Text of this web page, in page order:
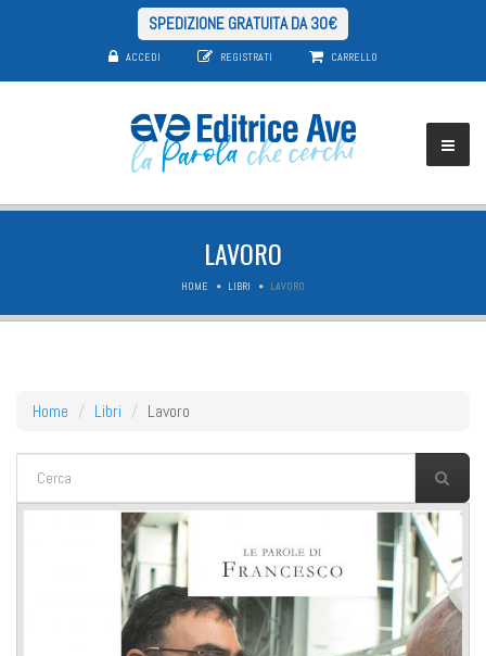
SPEDIZIONE GRATUITA DA 30€
ACCEDI REGISTRATI CARRELLO
LAVORO
HOME LIBRI LAVORO
Home Libri Lavoro
FORM DI RICERCA